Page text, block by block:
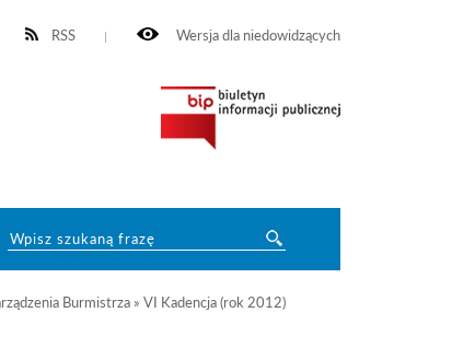
Wersja dla niedowidzących
RSS
Burmistrza » VI Kadencja (rok 2012)